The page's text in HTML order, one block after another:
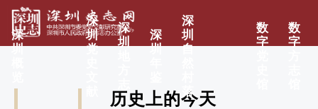
深
圳
深
圳
党
深
圳
深
圳
深
圳
自
落
数
字
数
字
历史上的今天